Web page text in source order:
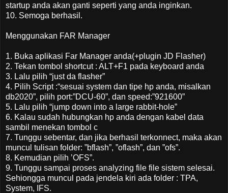
startup anda akan ganti seperti yang anda inginkan.
10. Semoga berhasil.
Menggunakan FAR Manager
1. Buka aplikasi Far Manager anda(+plugin JD Flasher)
2. Tekan tombol shortcut : ALT+F1 pada keyboard anda
3. Lalu pilih “just da flasher”
4. Pilih Script :“sesuai system dan tipe hp anda, misalkan
db2020”, pilih port:”DCU-60”, dan speed:”921600”
5. Lalu pilih “jump down into a large rabbit-hole”
6. Kalau sudah hubungkan hp anda dengan kabel data
sambil menekan tombol c
7. Tunggu sebentar, dan jika berhasil terkonnect, maka akan
muncul tulisan folder: ”bflash”, ”oflash”, dan ”ofs”.
8. Kemudian pilih ’OFS”.
9. Tunggu sampai proses analyzing file file sistem selesai.
Sehiongga muncul pada jendela kiri ada folder : TPA,
System, IFS.